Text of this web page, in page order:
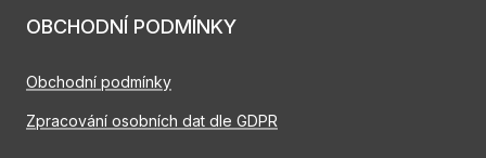
OBCHODNÍ PODMÍNKY
Obchodní podmínky
Zpracování osobních dat dle GDPR